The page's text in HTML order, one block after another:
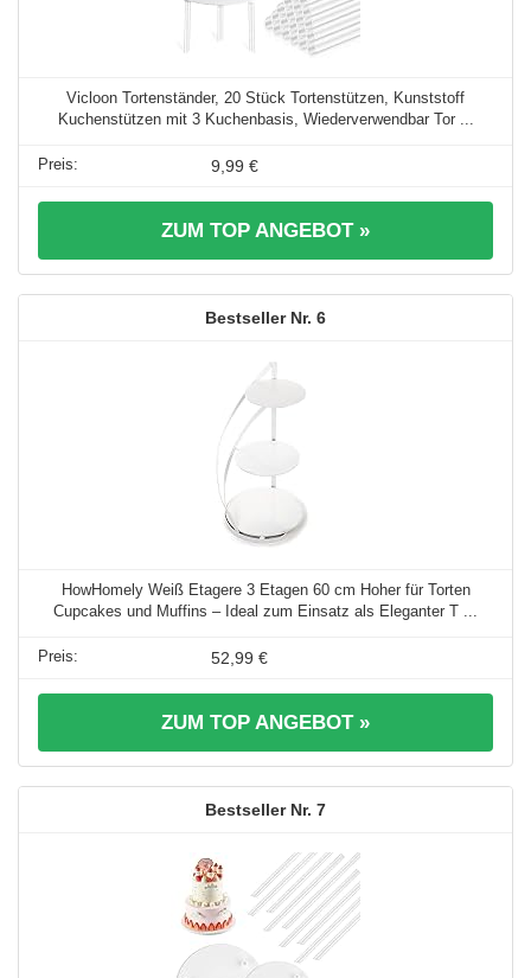
Vicloon Tortenständer, 20 Stück Tortenstützen, Kunststoff
Kuchenstützen mit 3 Kuchenbasis, Wiederverwendbar Tor ...
9,99 €
ZUM TOP ANGEBOT »
6
HowHomely Weiß Etagere 3 Etagen 60 cm Hoher für Torten
Cupcakes und Muffins – Ideal zum Einsatz als Eleganter T ...
52,99 €
ZUM TOP ANGEBOT »
7